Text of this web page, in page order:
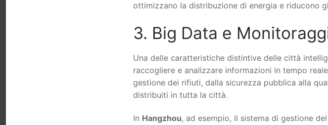
ottimizzano la distribuzione di energia e riducono
3. Big Data e
Una delle caratteristiche distintive delle città
raccogliere e analizzare informazioni in tempo
gestione dei rifiuti, dalla sicurezza pubblica alla
distribuiti in tutta la città.
In Hangzhou, ad esempio, il sistema di gestione